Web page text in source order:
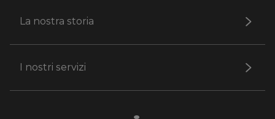
La nostra storia
I nostri servizi